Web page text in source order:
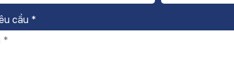
cầu *